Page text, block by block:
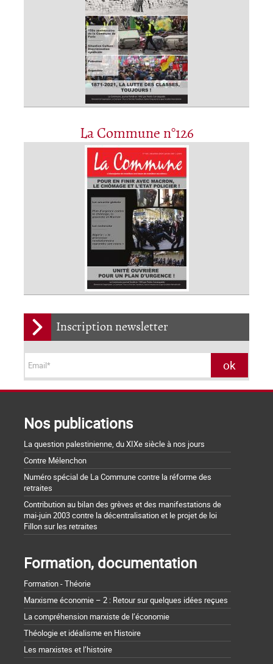
La Commune n°126
Inscription newsletter
Nos publications
La question palestinienne, du XIXe siècle à nos jours
Contre Mélenchon
Numéro spécial de La Commune contre la réforme des
retraites
Contribution au bilan des grèves et des manifestations de
mai-juin 2003 contre la décentralisation et le projet de loi
Fillon sur les retraites
Formation, documentation
Formation - Théorie
Marxisme économie – 2 : Retour sur quelques idées reçues
La compréhension marxiste de l’économie
Théologie et idéalisme en Histoire
Les marxistes et l’histoire